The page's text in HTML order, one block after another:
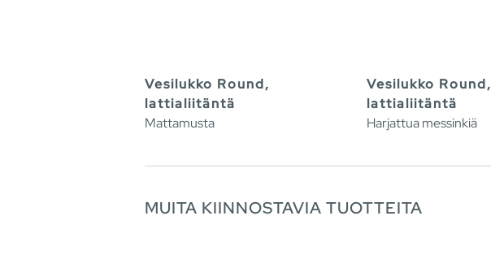
Vesilukko Round,
lattialiitäntä
Mattamusta
Vesilukko Round,
lattialiitäntä
Harjattua messinkiä
MUITA KIINNOSTAVIA TUOTTEITA